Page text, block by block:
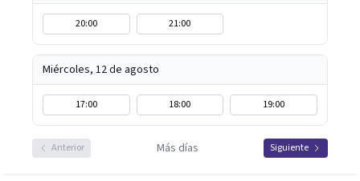
20:00 21:00
Miércoles, 12 de agosto
17:00 18:00 19:00
Anterior Más días Siguiente